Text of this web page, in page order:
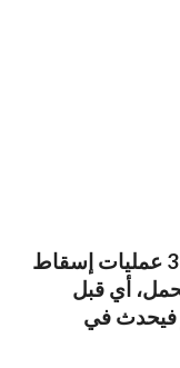
يُعرف الإسقاط المتكرر بأنه حدوث 3 عمليات إسقاط
أي قبل
فيحدث في